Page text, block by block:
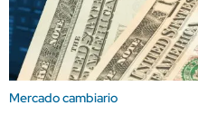
Mercado cambiario